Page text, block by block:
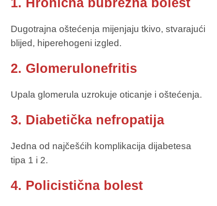
1. Hronična bubrežna bolest
Dugotrajna oštećenja mijenjaju tkivo, stvarajući
blijed, hiperehogeni izgled.
2. Glomerulonefritis
Upala glomerula uzrokuje oticanje i oštećenja.
3. Diabetička nefropatija
Jedna od najčešćih komplikacija dijabetesa
tipa 1 i 2.
4. Policistična bolest